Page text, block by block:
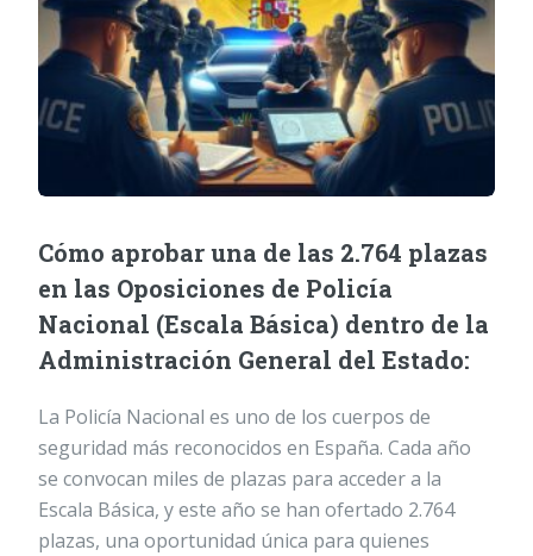
Cómo aprobar una de las 2.764 plazas
en las Oposiciones de Policía
Nacional (Escala Básica) dentro de la
Administración General del Estado:
La Policía Nacional es uno de los cuerpos de
seguridad más reconocidos en España. Cada año
se convocan miles de plazas para acceder a la
Escala Básica, y este año se han ofertado 2.764
plazas, una oportunidad única para quienes